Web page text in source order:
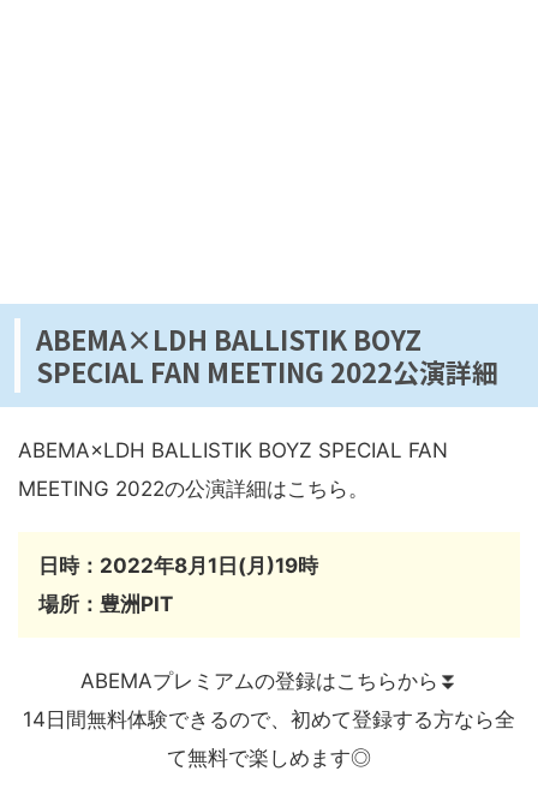
ABEMA×LDH BALLISTIK BOYZ
SPECIAL FAN MEETING 2022公演詳細
ABEMA×LDH BALLISTIK BOYZ SPECIAL FAN
MEETING 2022の公演詳細はこちら。
日時：2022年8月1日(月)19時
場所：豊洲PIT
ABEMAプレミアムの登録はこちらから⏬
14日間無料体験できるので、初めて登録する方なら全
て無料で楽しめます◎